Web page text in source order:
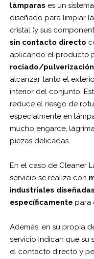
lámparas es un
diseñado para limpiar
cristal (y sus
sin contacto directo
aplicando el producto
rociado/pulverización
alcanzar tanto el
interior del conjunto.
reduce el riesgo de
especialmente en
mucho engarce,
piezas delicadas.
En el caso de Cleaner
servicio se realiza con
industriales diseñadas
específicamente para
Además, en su propia
servicio indican que su
el contacto directo y